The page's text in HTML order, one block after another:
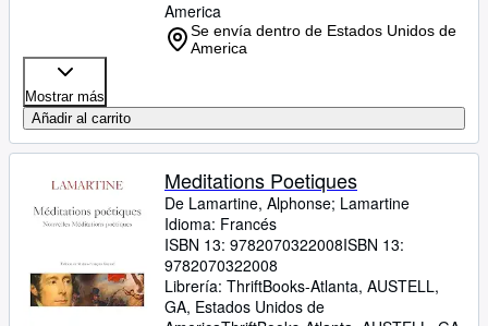
America
Se envía dentro de Estados Unidos de
America
Mostrar más
Añadir al carrito
Meditations Poetiques
De Lamartine, Alphonse; Lamartine
Idioma: Francés
ISBN 13: 9782070322008ISBN 13:
9782070322008
Librería: ThriftBooks-Atlanta, AUSTELL,
GA, Estados Unidos de